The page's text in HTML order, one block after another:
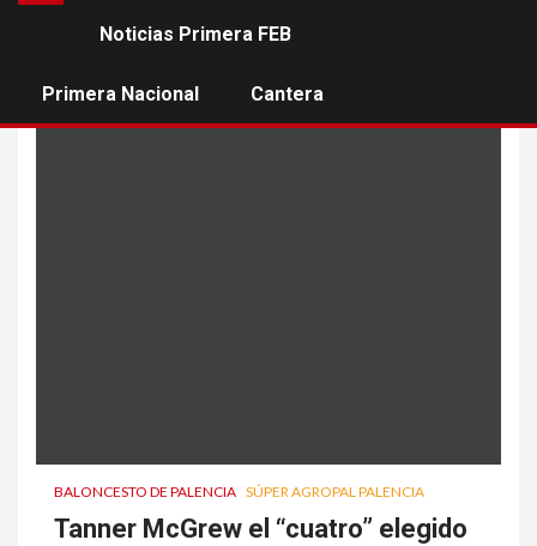
Noticias Primera FEB
Primera Nacional Cantera
BALONCESTO DE PALENCIA SÚPER AGROPAL PALENCIA
Tanner McGrew el “cuatro” elegido